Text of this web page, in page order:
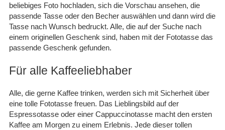
beliebiges Foto hochladen, sich die Vorschau ansehen, die
passende Tasse oder den Becher auswählen und dann wird die
Tasse nach Wunsch bedruckt. Alle, die auf der Suche nach
einem originellen Geschenk sind, haben mit der Fototasse das
passende Geschenk gefunden.
Für alle Kaffeeliebhaber
Alle, die gerne Kaffee trinken, werden sich mit Sicherheit über
eine tolle Fototasse freuen. Das Lieblingsbild auf der
Espressotasse oder einer Cappuccinotasse macht den ersten
Kaffee am Morgen zu einem Erlebnis. Jede dieser tollen